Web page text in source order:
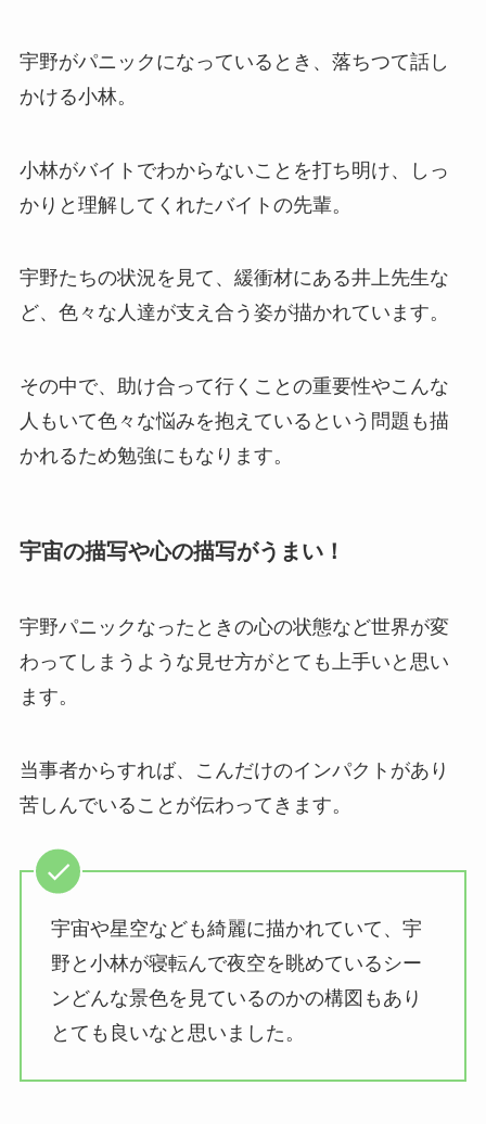
宇野がパニックになっているとき、落ちつて話し
かける小林。
小林がバイトでわからないことを打ち明け、しっ
かりと理解してくれたバイトの先輩。
宇野たちの状況を見て、緩衝材にある井上先生な
ど、色々な人達が支え合う姿が描かれています。
その中で、助け合って行くことの重要性やこんな
人もいて色々な悩みを抱えているという問題も描
かれるため勉強にもなります。
宇宙の描写や心の描写がうまい！
宇野パニックなったときの心の状態など世界が変
わってしまうような見せ方がとても上手いと思い
ます。
当事者からすれば、こんだけのインパクトがあり
苦しんでいることが伝わってきます。
宇宙や星空なども綺麗に描かれていて、宇
野と小林が寝転んで夜空を眺めているシー
ンどんな景色を見ているのかの構図もあり
とても良いなと思いました。